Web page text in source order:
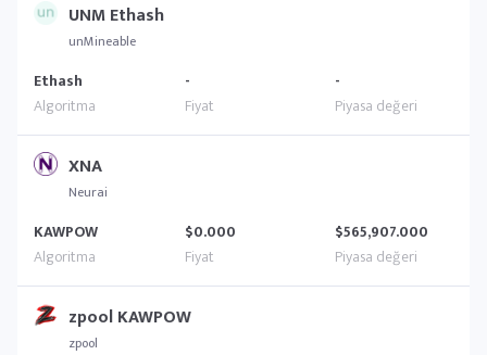
UNM Ethash
unMineable
Ethash - -
XNA
Neurai
KAWPOW $0.000 $565,907.000
zpool KAWPOW
zpool